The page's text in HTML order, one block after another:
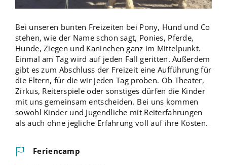
Bei unseren bunten Freizeiten bei Pony, Hund und Co
stehen, wie der Name schon sagt, Ponies, Pferde,
Hunde, Ziegen und Kaninchen ganz im Mittelpunkt.
Einmal am Tag wird auf jeden Fall geritten. Außerdem
gibt es zum Abschluss der Freizeit eine Aufführung für
die Eltern, für die wir jeden Tag proben. Ob Theater,
Zirkus, Reiterspiele oder sonstiges dürfen die Kinder
mit uns gemeinsam entscheiden. Bei uns kommen
sowohl Kinder und Jugendliche mit Reiterfahrungen
als auch ohne jegliche Erfahrung voll auf ihre Kosten.
Feriencamp